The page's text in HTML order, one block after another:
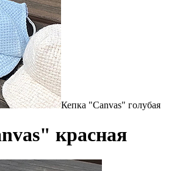
Кепка "Canvas" голубая
красная